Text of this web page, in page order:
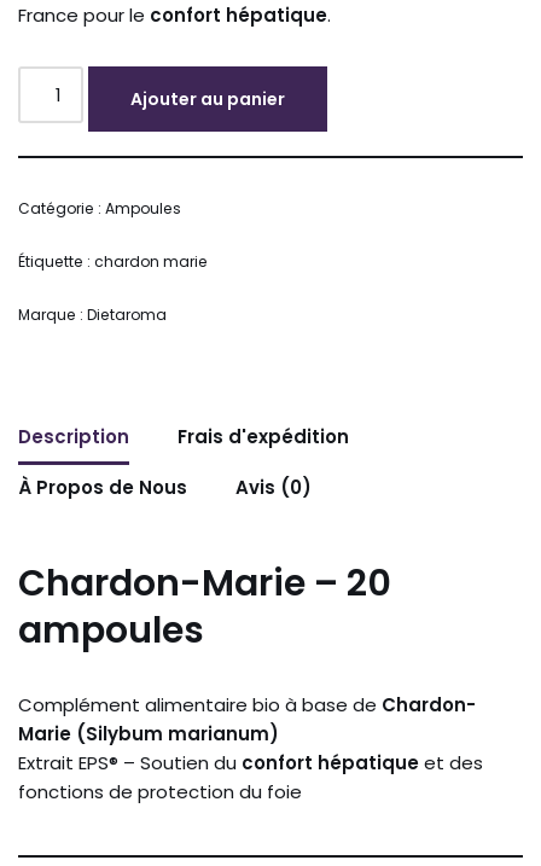
France pour le confort hépatique.
Ajouter au panier
Catégorie : Ampoules
Étiquette : chardon marie
Marque : Dietaroma
Description
Frais d'expédition
À Propos de Nous
Avis (0)
Chardon-Marie – 20
ampoules
Complément alimentaire bio à base de Chardon-
Marie (Silybum marianum)
Extrait EPS® – Soutien du confort hépatiqueet des
fonctions de protection du foie